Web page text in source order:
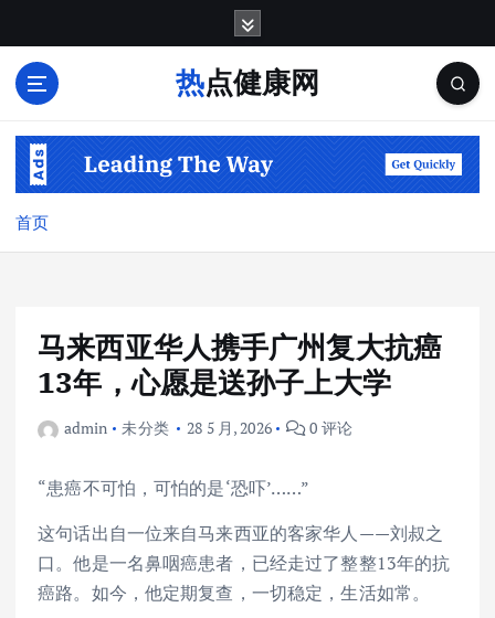
热点健康网
首页
马来西亚华人携手广州复大抗癌
13年，心愿是送孙子上大学
admin 未分类 28 5 月, 2026 0 评论
“患癌不可怕，可怕的是‘恐吓’……”
这句话出自一位来自马来西亚的客家华人——刘叔之
口。他是一名鼻咽癌患者，已经走过了整整13年的抗
癌路。如今，他定期复查，一切稳定，生活如常。